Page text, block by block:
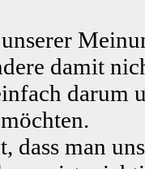
damit
darum
dass man